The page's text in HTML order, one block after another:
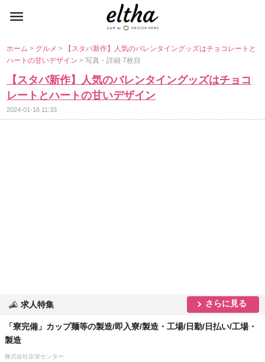
ホーム> グルメ>
【スタバ新作】人気のバレンタイングッズはチョコレートと
ハートの甘いデザイン> 写真・詳細 7枚目
【スタバ新作】人気のバレンタイングッズはチョコ
レートとハートの甘いデザイン
2024-01-16 11:33
求人特集 さらに見る
「寮完備」カップ麺等の製造/即入寮/製造・工場/日勤/日払い/工場・
製造
株式会社京栄センター